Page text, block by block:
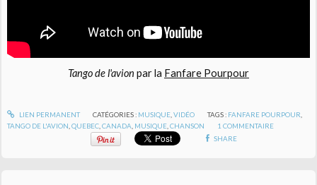
Tango de l'avion par la Fanfare Pourpour
LIEN PERMANENT CATÉGORIES : MUSIQUE, VIDÉO TAGS : FANFARE POURPOUR
TANGO DE L'AVION ,QUEBEC ,CANADA MUSIQUE ,CHANSON 1 COMMENTAIRE
SHARE